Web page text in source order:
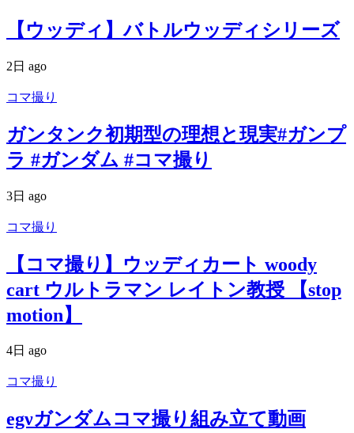
【ウッディ】バトルウッディシリーズ
2日 ago
コマ撮り
ガンタンク初期型の理想と現実#ガンプ
ラ #ガンダム #コマ撮り
3日 ago
コマ撮り
【コマ撮り】ウッディカート woody
cart ウルトラマン レイトン教授 【stop
motion】
4日 ago
コマ撮り
egνガンダムコマ撮り組み立て動画